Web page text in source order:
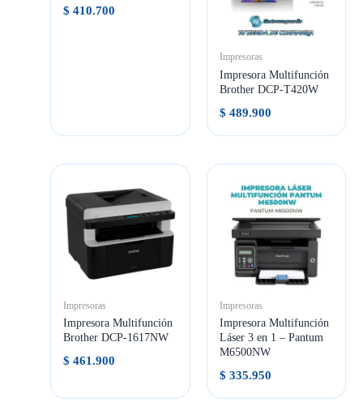
$ 410.700
Impresoras
Impresora Multifunción
Brother DCP-T420W
$ 489.900
Impresoras
Impresora Multifunción
Brother DCP-1617NW
$ 461.900
Impresoras
Impresora Multifunción
Láser 3 en 1 – Pantum
M6500NW
$ 335.950